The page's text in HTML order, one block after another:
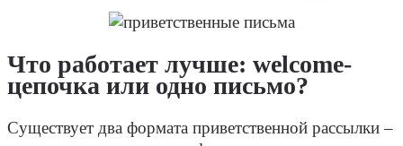
Что работает лучше: welcome-
цепочка или одно письмо?
Существует два формата приветственной рассылки –